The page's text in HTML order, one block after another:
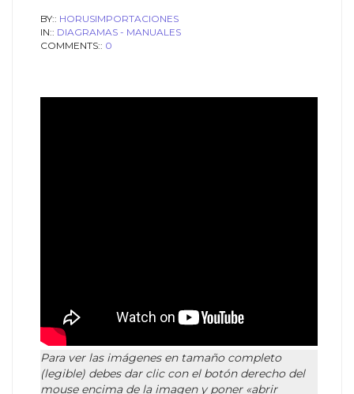
BY:: HORUSIMPORTACIONES
IN:: DIAGRAMAS - MANUALES
COMMENTS:: 0
Para ver las imágenes en tamaño completo
(legible) debes dar clic con el botón derecho del
mouse encima de la imagen y poner «abrir